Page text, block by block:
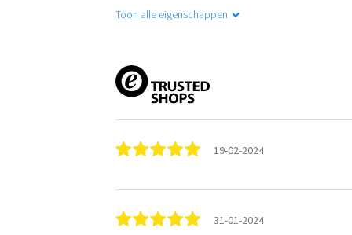
Toon alle eigenschappen
19-02-2024
31-01-2024